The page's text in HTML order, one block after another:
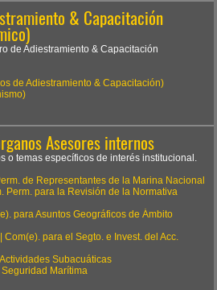
& Capacitación
de Adiestramiento & Capacitación
de Adiestramiento & Capacitación)
Asesores internos
o temas específicos de interés institucional.
de Representantes de la Marina Nacional
Perm. para la Revisión de la Normativa
para Asuntos Geográficos de Ámbito
Com(e). para el Segto. e Invest. del Acc.
Subacuáticas
Marítima